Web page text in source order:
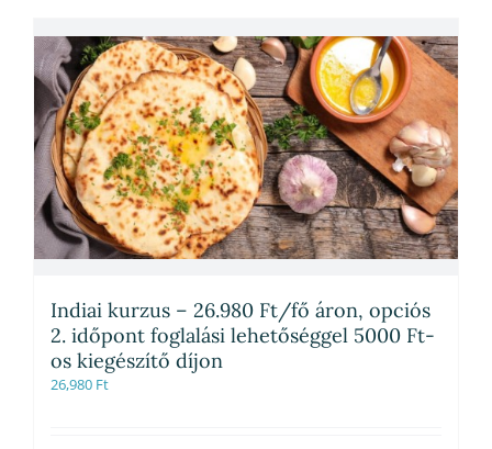
Indiai kurzus – 26.980 Ft/fő áron, opciós
2. időpont foglalási lehetőséggel 5000 Ft-
os kiegészítő díjon
26,980 Ft